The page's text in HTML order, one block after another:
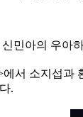
민아의 우아
서 소지섭과
.